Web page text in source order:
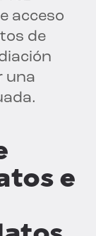
acceso
de
una
e